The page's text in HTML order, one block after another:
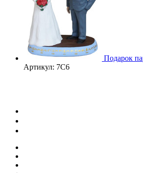
Подарок
Артикул: 7С6